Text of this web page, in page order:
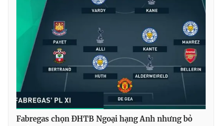
Fabregas chọn ĐHTB Ngoại hạng Anh nhưng bỏ